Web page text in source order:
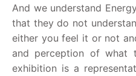
And we understand
that they do not
either you feel it or not
and perception of what
exhibition is a